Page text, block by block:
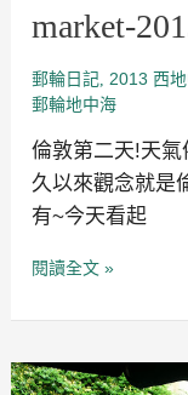
market-
郵輪日記,2013 西
郵輪地中海
倫敦第二天!天
久以來觀念就是
有~今天看起
07-
閱讀全文 »
蜜